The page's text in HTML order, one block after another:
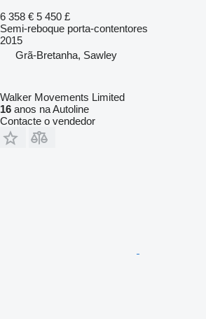
6 358 € 5 450 £
Semi-reboque porta-contentores
2015
Grã-Bretanha, Sawley
Walker Movements Limited
16 anos na Autoline
Contacte o vendedor